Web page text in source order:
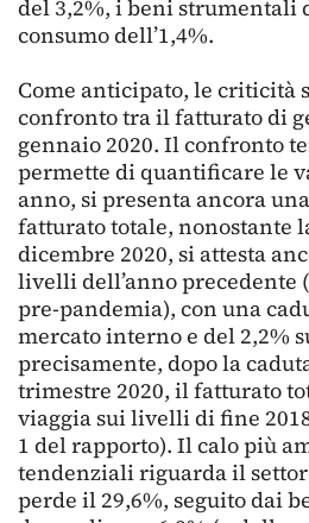
del 3,2%, i beni strumentali
consumo dell’1,4%.
Come anticipato, le criticità
confronto tra il fatturato di
gennaio 2020. Il confronto
permette di quantificare le
anno, si presenta ancora
fatturato totale, nonostante
dicembre 2020, si attesta
livelli dell’anno
pre-pandemia), con una
mercato interno e del 2,2%
precisamente, dopo la
trimestre 2020, il fatturato
viaggia sui livelli di fine
1 del rapporto). Il calo più
tendenziali riguarda il
perde il 29,6%, seguito dai